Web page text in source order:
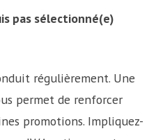
pas sélectionné(e)
régulièrement. Une
permet de renforcer
promotions. Impliquez-